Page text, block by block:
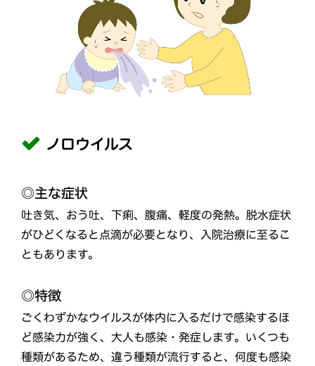
ノロウイルス
◎主な症状
吐き気、おう吐、下痢、腹痛、軽度の発熱。脱水症状
がひどくなると点滴が必要となり、入院治療に至るこ
ともあります。
◎特徴
ごくわずかなウイルスが体内に入るだけで感染するほ
ど感染力が強く、大人も感染・発症します。いくつも
種類があるため、違う種類が流行すると、何度も感染